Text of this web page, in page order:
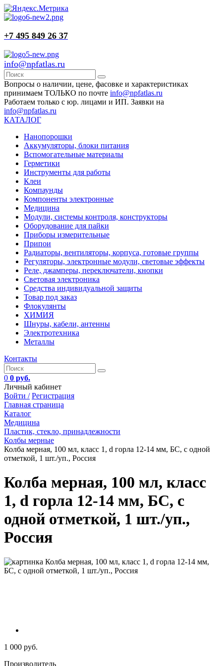
+7 495 849 26 37
info@npfatlas.ru
Вопросы о наличии, цене, фасовке и характеристиках
принимаем ТОЛЬКО по почте info@npfatlas.ru
Работаем только с юр. лицами и ИП. Заявки на
info@npfatlas.ru
КАТАЛОГ
Нанопорошки
Аккумуляторы, блоки питания
Вспомогательные материалы
Герметики
Инструменты для работы
Клеи
Компаунды
Компоненты электронные
Медицина
Модули, системы контроля, конструкторы
Оборудование для пайки
Приборы измерительные
Припои
Радиаторы, вентиляторы, корпуса, готовые группы
Регуляторы, электронные модули, световые эффекты
Реле, джамперы, переключатели, кнопки
Световая электроника
Средства индивидуальной защиты
Товар под заказ
Флокулянты
ХИМИЯ
Шнуры, кабели, антенны
Электротехника
Металлы
Контакты
0 0 руб.
Личный кабинет
Войти / Регистрация
Главная страница
Каталог
Медицина
Пластик, стекло, принадлежности
Колбы мерные
Колба мерная, 100 мл, класс 1, d горла 12-14 мм, БС, с одной
отметкой, 1 шт./уп., Россия
Колба мерная, 100 мл, класс
1, d горла 12-14 мм, БС, с
одной отметкой, 1 шт./уп.,
Россия
1 000 руб.
Производитель